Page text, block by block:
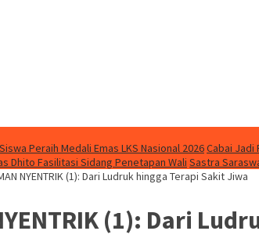
Peraih Medali Emas LKS Nasional 2026Cabai Jadi
Dhito Fasilitasi Sidang Penetapan Wali Sastra
NYENTRIK (1): Dari Ludruk hingga Terapi Sakit Jiwa
(1): Dari